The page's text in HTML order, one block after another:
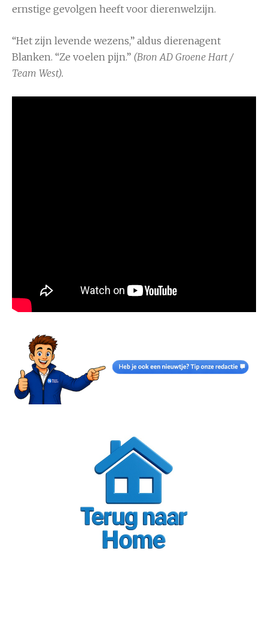
ernstige gevolgen heeft voor dierenwelzijn.
“Het zijn levende wezens,” aldus dierenagent
Blanken. “Ze voelen pijn.” (Bron AD Groene Hart /
Team West).